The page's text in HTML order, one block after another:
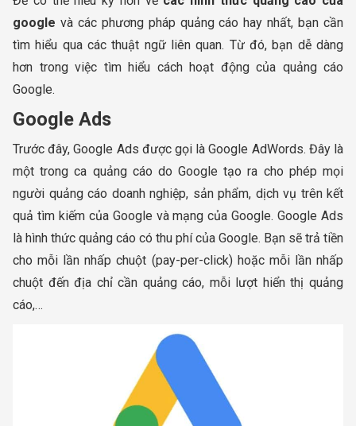
google và các phương pháp quảng cáo hay nhất, bạn cần
tìm hiểu qua các thuật ngữ liên quan. Từ đó, bạn dễ dàng
hơn trong việc tìm hiểu cách hoạt động của quảng cáo
Google.
Google Ads
Trước đây, Google Ads được gọi là Google AdWords. Đây là
một trong ca quảng cáo do Google tạo ra cho phép mọi
người quảng cáo doanh nghiệp, sản phẩm, dịch vụ trên kết
quả tìm kiếm của Google và mạng của Google. Google Ads
là hình thức quảng cáo có thu phí của Google. Bạn sẽ trả tiền
cho mỗi lần nhấp chuột (pay-per-click) hoặc mỗi lần nhấp
chuột đến địa chỉ cần quảng cáo, mỗi lượt hiển thị quảng
cáo,…